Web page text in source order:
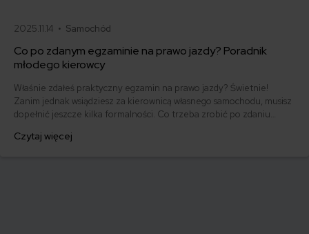
2025.11.14 • Samochód
Co po zdanym egzaminie na prawo jazdy? Poradnik
młodego kierowcy
Właśnie zdałeś praktyczny egzamin na prawo jazdy? Świetnie!
Zanim jednak wsiądziesz za kierownicą własnego samochodu, musisz
dopełnić jeszcze kilka formalności. Co trzeba zrobić po zdaniu
którym szybko załatwisz sprawy urzędowe i będziesz mógł prowadzić
Czytaj więcej